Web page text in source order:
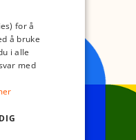
for å
å bruke
i alle
med